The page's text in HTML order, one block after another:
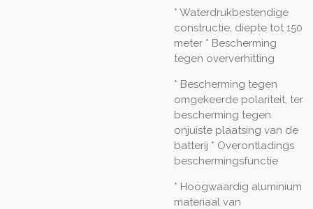
* Waterdrukbestendige
constructie, diepte tot 150
meter * Bescherming
tegen oververhitting
* Bescherming tegen
omgekeerde polariteit, ter
bescherming tegen
onjuiste plaatsing van de
batterij * Overontladings
beschermingsfunctie
* Hoogwaardig aluminium
materiaal van